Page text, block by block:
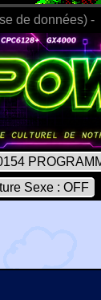
de données) -
Sexe : OFF